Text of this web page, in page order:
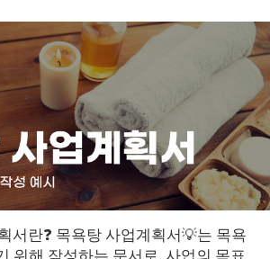
서란❓ 목욕탕 사업계획서💡는 목욕